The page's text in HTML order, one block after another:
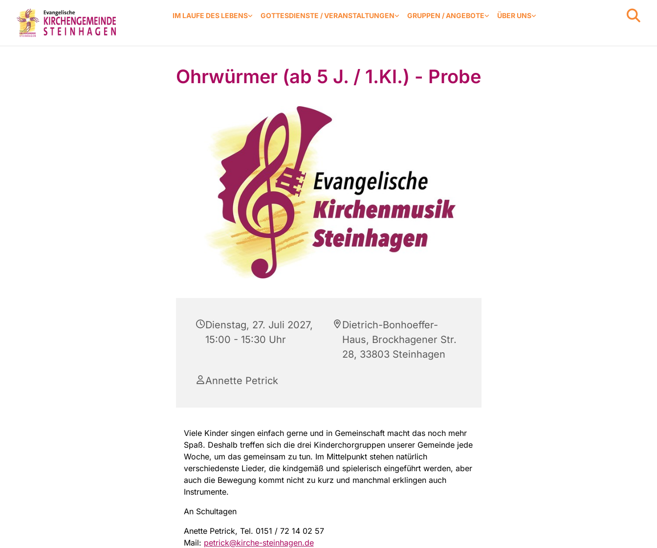
IM LAUFE DES LEBENS GOTTESDIENSTE / VERANSTALTUNGEN GRUPPEN / ANGEBOTE ÜBER UNS
Ohrwürmer (ab 5 J. / 1.Kl.) - Probe
Dienstag, 27. Juli 2027,
15:00 - 15:30 Uhr
Dietrich-Bonhoeffer-
Haus, Brockhagener Str.
28, 33803 Steinhagen
Annette Petrick
Viele Kinder singen einfach gerne und in Gemeinschaft macht das noch mehr
Spaß. Deshalb treffen sich die drei Kinderchorgruppen unserer Gemeinde jede
Woche, um das gemeinsam zu tun. Im Mittelpunkt stehen natürlich
verschiedenste Lieder, die kindgemäß und spielerisch eingeführt werden, aber
auch die Bewegung kommt nicht zu kurz und manchmal erklingen auch
Instrumente.
An Schultagen
Anette Petrick, Tel. 0151 / 72 14 02 57
Mail: petrick@kirche-steinhagen.de